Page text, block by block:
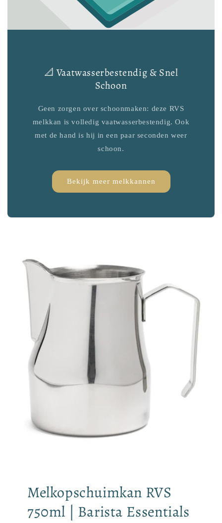
📐 Vaatwasserbestendig & Snel
Schoon
Geen zorgen over schoonmaken: deze RVS
melkkan is volledig vaatwasserbestendig. Ook
met de hand is hij in een paar seconden weer
schoon.
Bekijk meer melkkannen
Melkopschuimkan RVS
750ml | Barista Essentials